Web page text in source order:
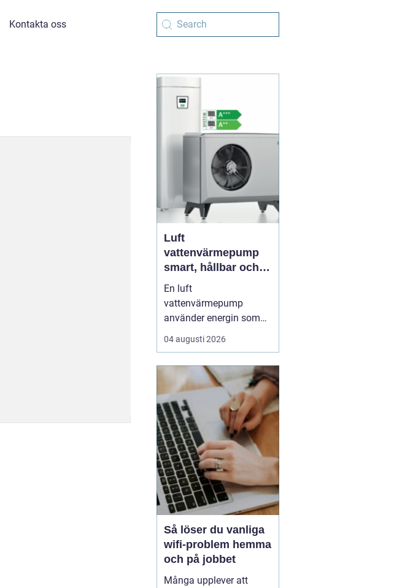
Kontakta oss
Luft
vattenvärmepump
smart, hållbar och
enkel uppvärmning
av huset
En luft
vattenvärmepump
använder energin som
redan finns i
utomhusluften för att
varmvatten. Den kräver
varken borrhål eller
grävning och kan sänka
uppvärmningskostnaden
med upp till omkring
7580 % jämfört med
äldre el- eller olje...
04 augusti 2026
Så löser du vanliga
wifi-problem hemma
och på jobbet
Många upplever att